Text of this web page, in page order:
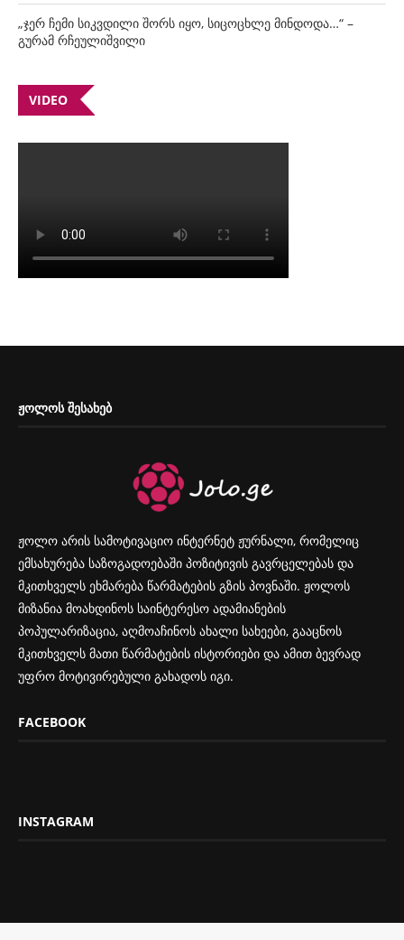
„ჯერ ჩემი სიკვდილი შორს იყო, სიცოცხლე მინდოდა…“ –
გურამ რჩეულიშვილი
VIDEO
ᲟᲝᲚᲝᲡ ᲨᲔᲡᲐᲮᲔᲑ
ჟოლო არის სამოტივაციო ინტერნეტ ჟურნალი, რომელიც
ემსახურება საზოგადოებაში პოზიტივის გავრცელებას და
მკითხველს ეხმარება წარმატების გზის პოვნაში. ჟოლოს
მიზანია მოახდინოს საინტერესო ადამიანების
პოპულარიზაცია, აღმოაჩინოს ახალი სახეები, გააცნოს
მკითხველს მათი წარმატების ისტორიები და ამით ბევრად
უფრო მოტივირებული გახადოს იგი.
FACEBOOK
INSTAGRAM